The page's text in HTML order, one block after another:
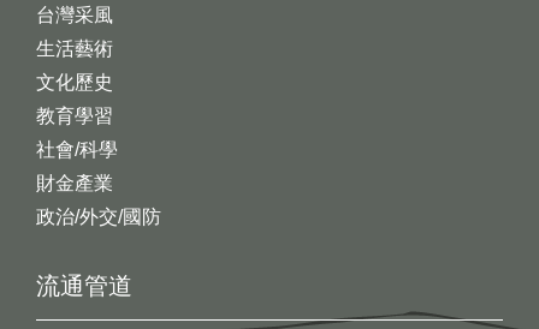
台灣采風
生活藝術
文化歷史
教育學習
社會/科學
財金產業
政治/外交/國防
流通管道